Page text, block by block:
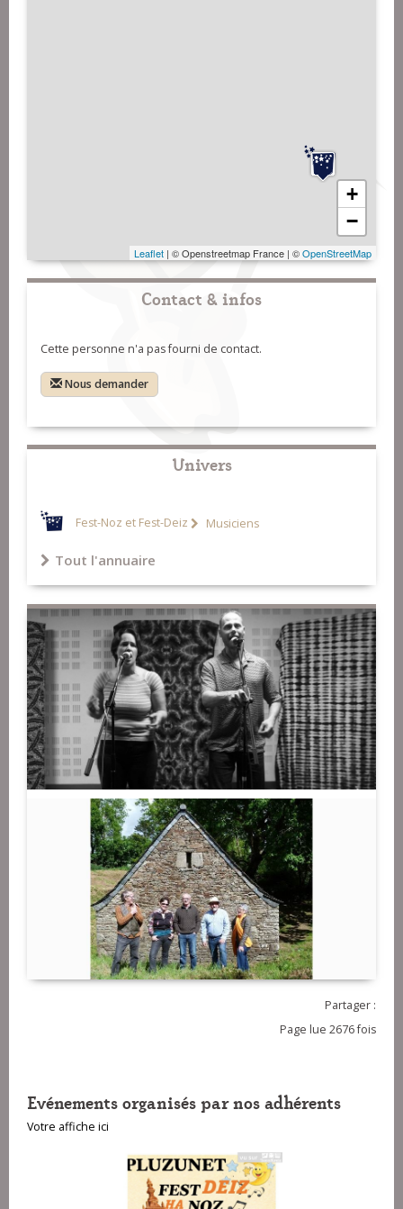
+
−
Leaflet | © Openstreetmap France | ©OpenStreetMap
Contact & infos
Cette personne n'a pas fourni de contact.
Nous demander
Univers
Fest-Noz et Fest-Deiz Musiciens
Tout l'annuaire
Partager :
Page lue 2676 fois
Evénements organisés par nos adhérents
Votre affiche ici